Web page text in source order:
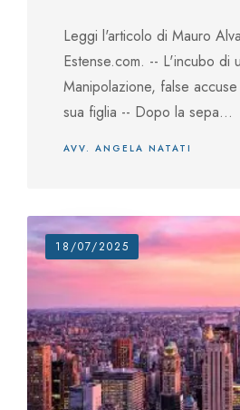
Leggi l'articolo di Mauro
Estense.com. -- L'incubo di
Manipolazione, false
sua figlia -- Dopo la sepa...
AVV. ANGELA NATATI
18/07/2025